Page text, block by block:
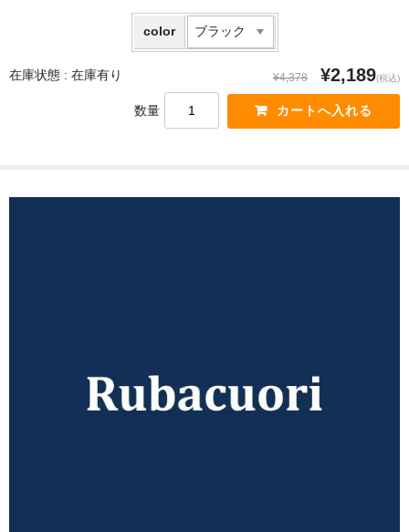
color
在庫状態 : 在庫有り ¥4,378 ¥2,189(税込)
数量